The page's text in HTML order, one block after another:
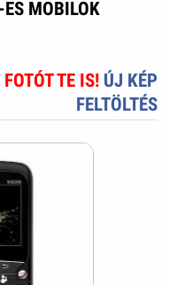
MOBILOK
TE IS! ÚJ KÉP
FELTÖLTÉS